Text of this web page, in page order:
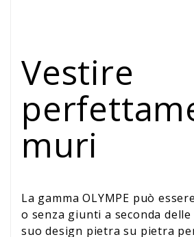
Vestire
muri
La gamma OLYMPE può
o senza giunti a seconda
suo design pietra su pietra